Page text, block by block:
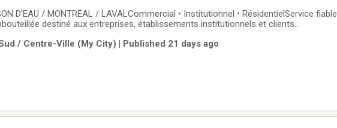
D'EAU / MONTRÉAL / LAVALCommercial • Institutionnel • RésidentielService fiable
destiné aux entreprises, établissements institutionnels et clients
Que vous ayez
/ Centre-Ville (My City) | Published 21 days ago